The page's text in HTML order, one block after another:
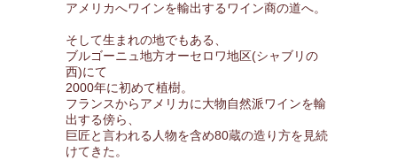
アメリカへワインを輸出するワイン商の道へ。
そして生まれの地でもある、
ブルゴーニュ地方オーセロワ地区(シャブリの
西)にて
2000年に初めて植樹。
フランスからアメリカに大物自然派ワインを輸
出する傍ら、
巨匠と言われる人物を含め80蔵の造り方を見続
けてきた。